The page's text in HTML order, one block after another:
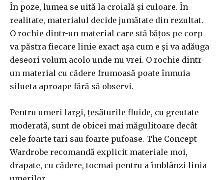
În poze, lumea se uită la croială și culoare. În
realitate, materialul decide jumătate din rezultat.
O rochie dintr-un material care stă bățos pe corp
va păstra fiecare linie exact așa cum e și va adăuga
deseori volum acolo unde nu vrei. O rochie dintr-
un material cu cădere frumoasă poate înmuia
silueta aproape fără să observi.
Pentru umeri largi, țesăturile fluide, cu greutate
moderată, sunt de obicei mai măgulitoare decât
cele foarte tari sau foarte pufoase. The Concept
Wardrobe recomandă explicit materiale moi,
drapate, cu cădere, tocmai pentru a îmblânzi linia